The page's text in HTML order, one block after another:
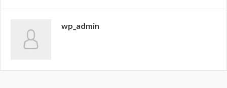
wp_admin